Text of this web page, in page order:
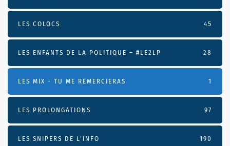
LES COLOCS 45
LES ENFANTS DE LA POLITIQUE – #LE2LP 28
LES MIX - TU ME REMERCIERAS 1
LES PROLONGATIONS 97
LES SNIPERS DE L’INFO 190